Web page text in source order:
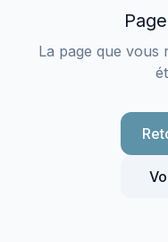
La page que vous